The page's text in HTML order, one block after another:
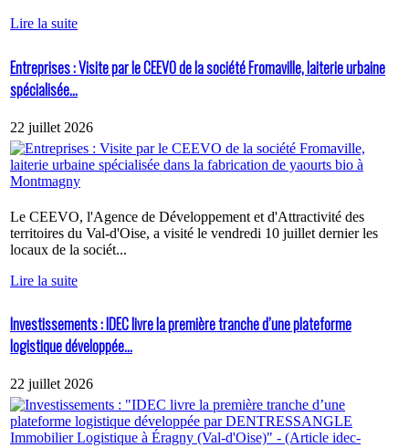
Lire la suite
Entreprises : Visite par le CEEVO de la société Fromaville, laiterie urbaine
spécialisée...
22 juillet 2026
Le CEEVO, l'Agence de Développement et d'Attractivité des
territoires du Val-d'Oise, a visité le vendredi 10 juillet dernier les
locaux de la sociét...
Lire la suite
Investissements : IDEC livre la première tranche d’une plateforme
logistique développée...
22 juillet 2026